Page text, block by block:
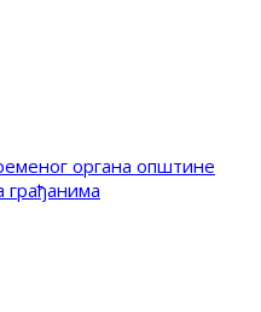
органа општине
грађанима